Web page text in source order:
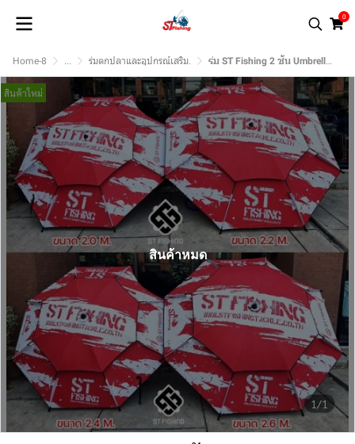
0
Home-8 ... ร่มตกปลาและอุปกรณ์เสริม. ร่ม ST Fishing 2 ชั้น Umbrella 2024 ผ้ากัน UV กันน้ำ พื้นดำปกป้องความร้อน ราคาเบาๆ
1/1
สินค้าใหม่
สินค้าหมด